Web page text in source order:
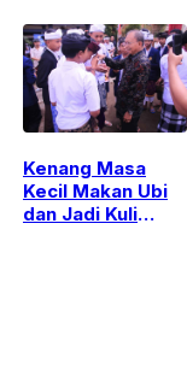
Cafe Yogyakarta
Kenang Masa
Kecil Makan Ubi
dan Jadi Kuli